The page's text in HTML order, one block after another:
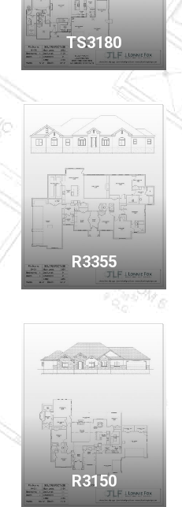
TS3180
R3355
R3150